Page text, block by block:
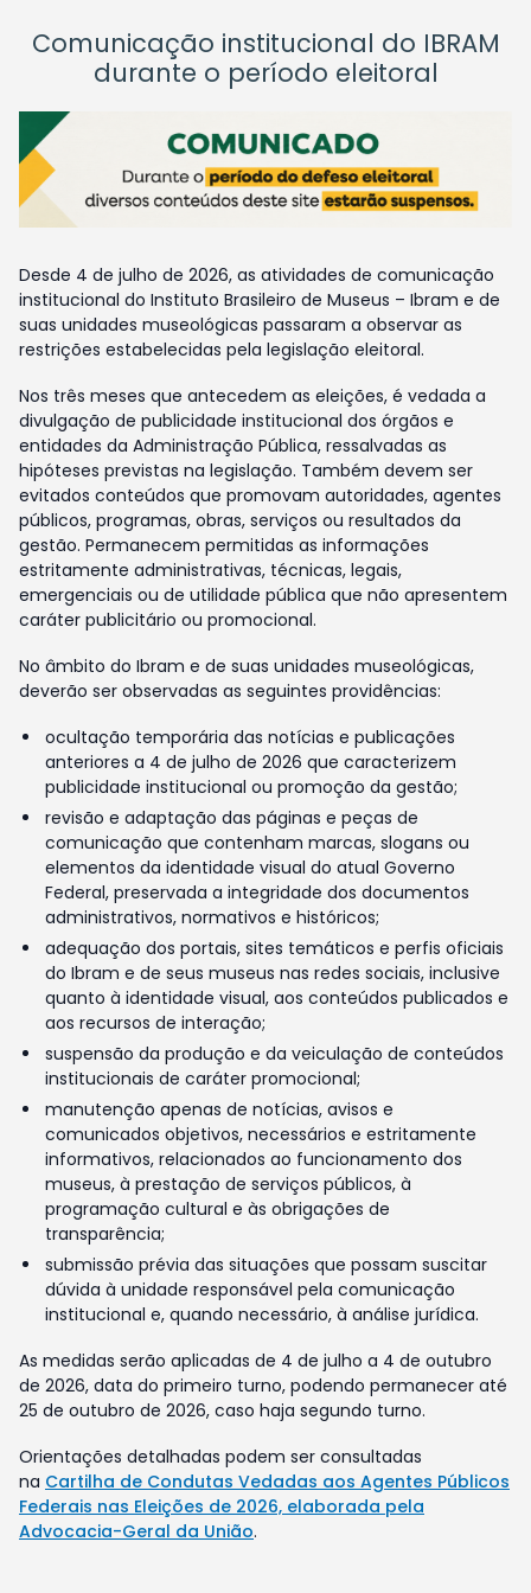
Comunicação institucional do IBRAM
durante o período eleitoral
Desde 4 de julho de 2026, as atividades de comunicação
institucional do Instituto Brasileiro de Museus – Ibram e de
suas unidades museológicas passaram a observar as
restrições estabelecidas pela legislação eleitoral.
Nos três meses que antecedem as eleições, é vedada a
divulgação de publicidade institucional dos órgãos e
entidades da Administração Pública, ressalvadas as
hipóteses previstas na legislação. Também devem ser
evitados conteúdos que promovam autoridades, agentes
públicos, programas, obras, serviços ou resultados da
gestão. Permanecem permitidas as informações
estritamente administrativas, técnicas, legais,
emergenciais ou de utilidade pública que não apresentem
caráter publicitário ou promocional.
No âmbito do Ibram e de suas unidades museológicas,
deverão ser observadas as seguintes providências:
ocultação temporária das notícias e publicações
anteriores a 4 de julho de 2026 que caracterizem
publicidade institucional ou promoção da gestão;
revisão e adaptação das páginas e peças de
comunicação que contenham marcas, slogans ou
elementos da identidade visual do atual Governo
Federal, preservada a integridade dos documentos
administrativos, normativos e históricos;
adequação dos portais, sites temáticos e perfis oficiais
do Ibram e de seus museus nas redes sociais, inclusive
quanto à identidade visual, aos conteúdos publicados e
aos recursos de interação;
suspensão da produção e da veiculação de conteúdos
institucionais de caráter promocional;
manutenção apenas de notícias, avisos e
comunicados objetivos, necessários e estritamente
informativos, relacionados ao funcionamento dos
museus, à prestação de serviços públicos, à
programação cultural e às obrigações de
transparência;
submissão prévia das situações que possam suscitar
dúvida à unidade responsável pela comunicação
institucional e, quando necessário, à análise jurídica.
As medidas serão aplicadas de 4 de julho a 4 de outubro
de 2026, data do primeiro turno, podendo permanecer até
25 de outubro de 2026, caso haja segundo turno.
Orientações detalhadas podem ser consultadas
na Cartilha de Condutas Vedadas aos Agentes Públicos
Federais nas Eleições de 2026, elaborada pela
Advocacia-Geral da União.